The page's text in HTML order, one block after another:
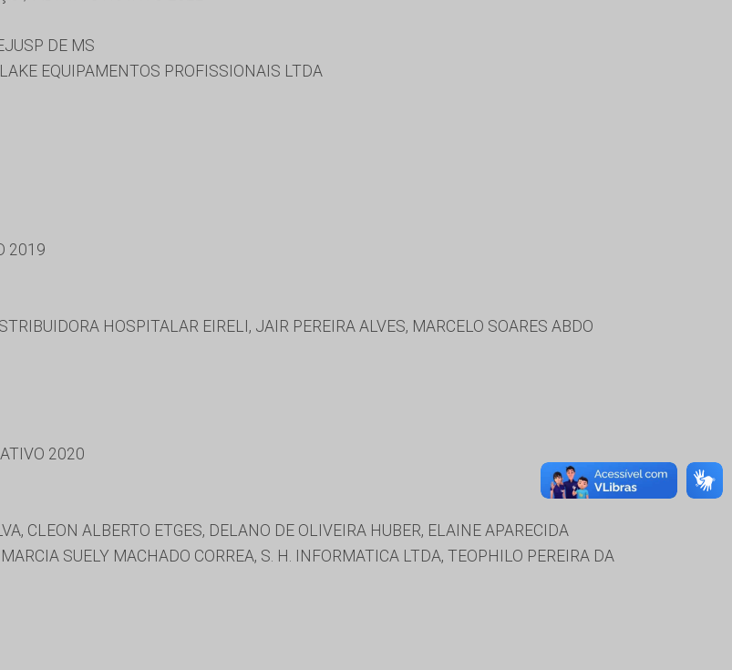
DE MS
EQUIPAMENTOS PROFISSIONAIS LTDA
2019
HOSPITALAR EIRELI, JAIR PEREIRA ALVES, MARCELO SOARES ABDO
2020
CLEON ALBERTO ETGES, DELANO DE OLIVEIRA HUBER, ELAINE APARECIDA
SUELY MACHADO CORREA, S. H. INFORMATICA LTDA, TEOPHILO PEREIRA DA